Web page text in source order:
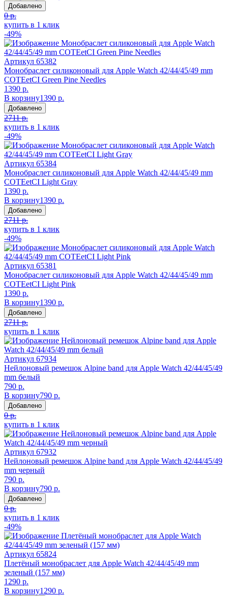
Добавлено
0 р.
купить в 1 клик
-49%
Артикул 65382
Монобраслет силиконовый для Apple Watch 42/44/45/49 mm
COTEetCI Green Pine Needles
1390 р.
В корзину1390 р.
Добавлено
2711 р.
купить в 1 клик
-49%
Артикул 65384
Монобраслет силиконовый для Apple Watch 42/44/45/49 mm
COTEetCI Light Gray
1390 р.
В корзину1390 р.
Добавлено
2711 р.
купить в 1 клик
-49%
Артикул 65381
Монобраслет силиконовый для Apple Watch 42/44/45/49 mm
COTEetCI Light Pink
1390 р.
В корзину1390 р.
Добавлено
2711 р.
купить в 1 клик
Артикул 67934
Нейлоновый ремешок Alpine band для Apple Watch 42/44/45/49
mm белый
790 р.
В корзину790 р.
Добавлено
0 р.
купить в 1 клик
Артикул 67932
Нейлоновый ремешок Alpine band для Apple Watch 42/44/45/49
mm черный
790 р.
В корзину790 р.
Добавлено
0 р.
купить в 1 клик
-49%
Артикул 65824
Плетёный монобраслет для Apple Watch 42/44/45/49 mm
зеленый (157 мм)
1290 р.
В корзину1290 р.